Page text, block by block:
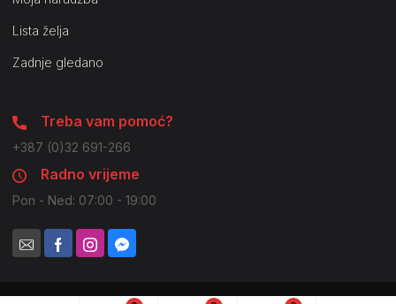
Lista želja
Zadnje gledano
Treba vam pomoć?
+387 (0)32 691-266
Radno vrijeme
Pon - Ned: 07:00 - 19:00